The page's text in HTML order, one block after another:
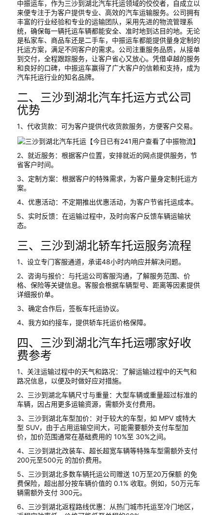
中振运车，作为三沙到湖北汽车托运领域的佼佼者，自成立以
来便专注于为客户提供专业、高效的汽车运输服务。公司拥有
丰富的行业经验和专业的运输团队，采用先进的物流管理系
统，确保每一辆托运车辆都能安全、准时地到达目的地。无论
是私家车、商品车还是二手车，中振运车都能提供量身定制的
托运方案，满足不同客户的需求。公司注重服务品质，从接单
到交付，全程跟踪服务，让客户省心又放心。凭借卓越的服务
和良好的口碑，中振运车赢得了广大客户的信赖和支持，成为
汽车托运行业的知名品牌。
二、三沙到湖北汽车托运方式公司
优势
1、代收货款：可为客户提供代收货款服务，方便客户交易。
2、就近服务：根据客户位置，安排就近的网点提供服务，节
省客户时间。
3、定制方案：根据客户的特殊需求，为客户量身定制托运方
案。
4、优惠活动：不定期推出优惠活动，为客户节省托运成本。
5、实时反馈：在运输过程中，及时向客户反馈车辆运输状
态。
三、三沙到湖北轿车托运服务流程
1、设立专门客服通道，承诺48小时内响应并解决问题。
2、咨询与报价：与托运公司客服沟通，了解服务范围、价
格、保险等关键信息。客服会根据车辆型号、距离等因素提供
详细报价单。
3、确定合作后，签板车托运协议。
4、我方如约接车，提供轿车托运价格保障。
四、三沙到湖北汽车托运哪家好收
费参考
1、关注运输过程中的天气和路况：了解运输过程中的天气和
路况信息，以便及时做好应对措施。
2、三沙到湖北车辆尺寸与重量：大型车辆或重量超过标准的
车辆，因占用更多运输资源，需额外支付费用。
3、三沙到湖北车型加价：对于较大的车型，如 MPV 或特大
型 SUV，由于占用运输空间大，可能需要额外支付车型加
价，加价范围通常在基础费用的 10%至 30%之间。
4、三沙到湖北改装车、超长超宽车辆等特殊车型需额外支付
200元至500元 的加价费用。
5、三沙到湖北多数车辆托运公司赠送 10万至20万保额 的免
费保险，超出部分按车辆价值的 0.1% 收取。例如，50万元车
辆需额外支付 300元。
6、三沙到湖北返程路线优惠：从热门城市托运至冷门地区，